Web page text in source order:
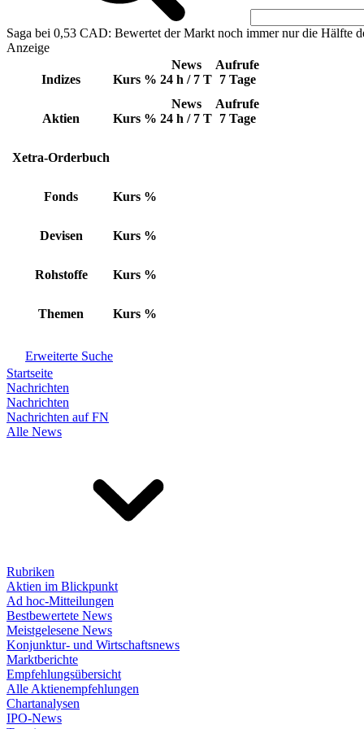
Saga bei 0,53 CAD: Bewertet der Markt noch immer nur die Hälfte
Anzeige
Indizes Kurs %
News
24 h / 7 T
Aufrufe
7 Tage
Aktien Kurs %
News
24 h / 7 T
Aufrufe
7 Tage
Xetra-Orderbuch
Fonds Kurs %
Devisen Kurs %
Rohstoffe Kurs %
Themen Kurs %
Erweiterte Suche
Startseite
Nachrichten
Nachrichten
Nachrichten auf FN
Alle News
Rubriken
Aktien im Blickpunkt
Ad hoc-Mitteilungen
Bestbewertete News
Meistgelesene News
Konjunktur- und Wirtschaftsnews
Marktberichte
Empfehlungsübersicht
Alle Aktienempfehlungen
Chartanalysen
IPO-News